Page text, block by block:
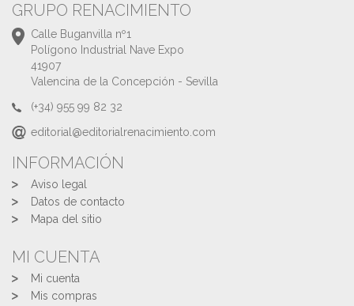
GRUPO RENACIMIENTO
Calle Buganvilla nº1
Polígono Industrial Nave Expo
41907
Valencina de la Concepción - Sevilla
(+34) 955 99 82 32
editorial@editorialrenacimiento.com
INFORMACIÓN
Aviso legal
Datos de contacto
Mapa del sitio
MI CUENTA
Mi cuenta
Mis compras